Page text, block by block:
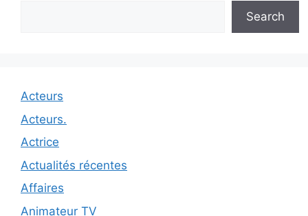
Search
Acteurs
Acteurs.
Actrice
Actualités récentes
Affaires
Animateur TV